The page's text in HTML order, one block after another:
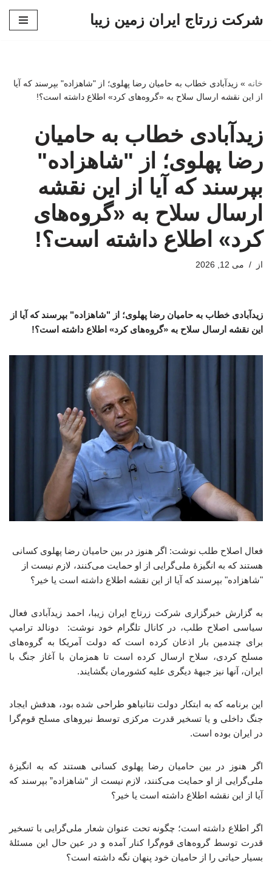
شرکت زرتاج ایران زمین زیبا
خانه » زیدآبادی خطاب به حامیان رضا پهلوی؛ از "شاهزاده" بپرسند که آیا
از این نقشه ارسال سلاح به «گروه‌های کرد» اطلاع داشته است؟!
زیدآبادی خطاب به حامیان
رضا پهلوی؛ از "شاهزاده"
بپرسند که آیا از این نقشه
ارسال سلاح به «گروه‌های
کرد» اطلاع داشته است؟!
از می 12, 2026
زیدآبادی خطاب به حامیان رضا پهلوی؛ از "شاهزاده" بپرسند که آیا از
این نقشه ارسال سلاح به «گروه‌های کرد» اطلاع داشته است؟!
فعال اصلاح طلب نوشت: اگر هنوز در بین حامیان رضا پهلوی کسانی
هستند که به انگیزهٔ ملی‌گرایی از او حمایت می‌کنند، لازم نیست از
"شاهزاده" بپرسند که آیا از این نقشه اطلاع داشته است یا خیر؟
به گزارش خبرگزاری شرکت زرتاج ایران زیبا، احمد زیدآبادی فعال
سیاسی اصلاح طلب، در کانال تلگرام خود نوشت: دونالد ترامپ
برای چندمین بار اذعان کرده است که دولت آمریکا به گروه‌های
مسلح کردی، سلاح ارسال کرده است تا همزمان با آغاز جنگ با
ایران، آنها نیز جبههٔ دیگری علیه کشورمان بگشایند.
این برنامه که به ابتکار دولت نتانیاهو طراحی شده بود، هدفش ایجاد
جنگ داخلی و یا تسخیر قدرت مرکزی توسط نیروهای مسلح قوم‌گرا
در ایران بوده است.
اگر هنوز در بین حامیان رضا پهلوی کسانی هستند که به انگیزهٔ
ملی‌گرایی از او حمایت می‌کنند، لازم نیست از “شاهزاده” بپرسند که
آیا از این نقشه اطلاع داشته است یا خیر؟
اگر اطلاع داشته است‌؛ چگونه تحت عنوان شعار ملی‌گرایی با تسخیر
قدرت توسط گروه‌های قوم‌گرا کنار آمده و در عین حال این مسئلهٔ
بسیار حیاتی را از حامیان خود پنهان نگه داشته است؟